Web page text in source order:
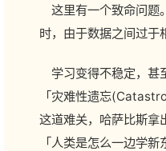
这里有一个致命问题
时，由于数据之间过于
学习变得不稳定，甚
「灾难性遗忘
这道难关，哈萨比斯拿
「人类是怎么一边学